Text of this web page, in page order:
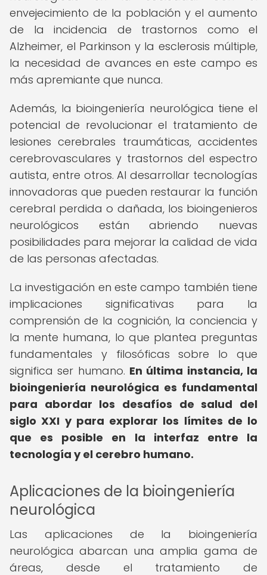
envejecimiento de la población y el aumento
de la incidencia de trastornos como el
Alzheimer, el Parkinson y la esclerosis múltiple,
la necesidad de avances en este campo es
más apremiante que nunca.
Además, la bioingeniería neurológica tiene el
potencial de revolucionar el tratamiento de
lesiones cerebrales traumáticas, accidentes
cerebrovasculares y trastornos del espectro
autista, entre otros. Al desarrollar tecnologías
innovadoras que pueden restaurar la función
cerebral perdida o dañada, los bioingenieros
neurológicos están abriendo nuevas
posibilidades para mejorar la calidad de vida
de las personas afectadas.
La investigación en este campo también tiene
implicaciones significativas para la
comprensión de la cognición, la conciencia y
la mente humana, lo que plantea preguntas
fundamentales y filosóficas sobre lo que
significa ser humano. En última instancia, la
bioingeniería neurológica es fundamental
para abordar los desafíos de salud del
siglo XXI y para explorar los límites de lo
que es posible en la interfaz entre la
tecnología y el cerebro humano.
Aplicaciones de la bioingeniería
neurológica
Las aplicaciones de la bioingeniería
neurológica abarcan una amplia gama de
áreas, desde el tratamiento de